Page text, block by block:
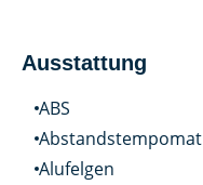
Ausstattung
ABS
Abstandstempomat
Alufelgen